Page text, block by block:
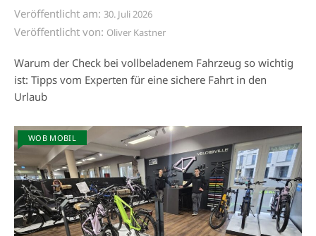
Veröffentlicht am: 30. Juli 2026
Veröffentlicht von: Oliver Kastner
Warum der Check bei vollbeladenem Fahrzeug so wichtig
ist: Tipps vom Experten für eine sichere Fahrt in den
Urlaub
WOB MOBIL